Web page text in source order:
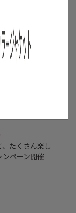
、たくさん楽し
ペーン開催